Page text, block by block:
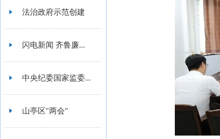
法治政府示范创建
闪电新闻 齐鲁廉...
中央纪委国家监委...
山亭区"两会"